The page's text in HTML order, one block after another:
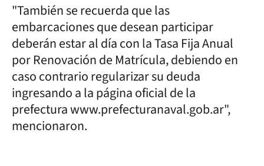
"También se recuerda que las
embarcaciones que desean participar
deberán estar al día con la Tasa Fija Anual
por Renovación de Matrícula, debiendo en
caso contrario regularizar su deuda
ingresando a la página oficial de la
prefectura www.prefecturanaval.gob.ar",
mencionaron.